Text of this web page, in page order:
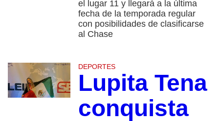
el lugar 11 y llegará a la última
fecha de la temporada regular
con posibilidades de clasificarse
al Chase
DEPORTES
Lupita Tena
conquista